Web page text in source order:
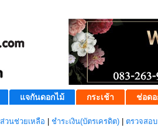
แจกันดอกไม้ กระเช้า ช่อดอ
ส่วนช่วยเหลือ ชำระเงิน(บัตรเครดิต) ตรวจสอ